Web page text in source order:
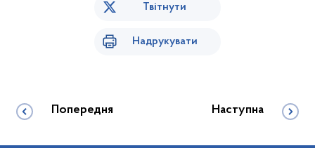
Твітнути
Надрукувати
Попередня Наступна